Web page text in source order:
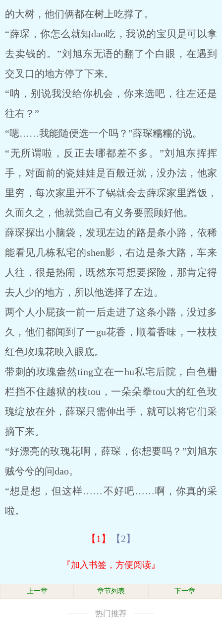
的大树，他们俩都在树上吃撑了。
“薛琛，你怎么就知dao吃，我说的宝贝是可以拿
去卖钱的。”刘旭东无语的翻了个白眼，在遇到
交叉口的地方停了下来。
“呐，别说我没给你机会，你来选吧，往左还是
往右？”
“嗯……我能随便选一个吗？”薛琛糯糯的说。
“无所谓啦，反正去哪都差不多。”刘旭东挥挥
手，对面前的瓷娃娃是百般迁就，没办法，他家
里穷，每次家里开不了锅就会去薛琛家里蹭饭，
久而久之，他就觉自己有义务要照顾好他。
薛琛探出小脑袋，发现左边的路是条小路，依稀
能看见几栋私宅的shen影，右边是条大路，车来
人往，很是热闹，既然东哥想要探险，那肯定得
去人少的地方，所以他选择了左边。
两个人小屁孩一前一后走进了这条小路，没过多
久，他们都闻到了一gu花香，顺着香味，一枝枝
红色玫瑰花映入眼底。
带刺的玫瑰盎然ting立在一hu私宅后院，白色栅
栏挡不住越狱的枝tou，一朵朵拳tou大的红色玫
瑰绽放在外，薛琛只需伸出手，就可以将它们采
摘下来。
“好漂亮的玫瑰花啊，薛琛，你想要吗？”刘旭东
贼兮兮的问dao。
“想是想，但这样……不好吧……啊，你真的采
啦。
【1】 【2】
『加入书签，方便阅读』
上一章 章节列表 下一章
热门推荐